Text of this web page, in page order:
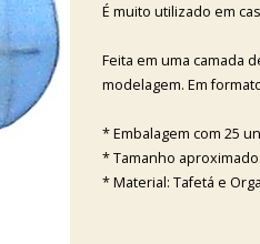
É muito utilizado em
Feita em uma camada
modelagem. Em
* Embalagem com 25
* Tamanho
* Material: Tafetá e